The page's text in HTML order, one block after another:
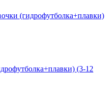
(гидрофутболка+плавки)
(3-12